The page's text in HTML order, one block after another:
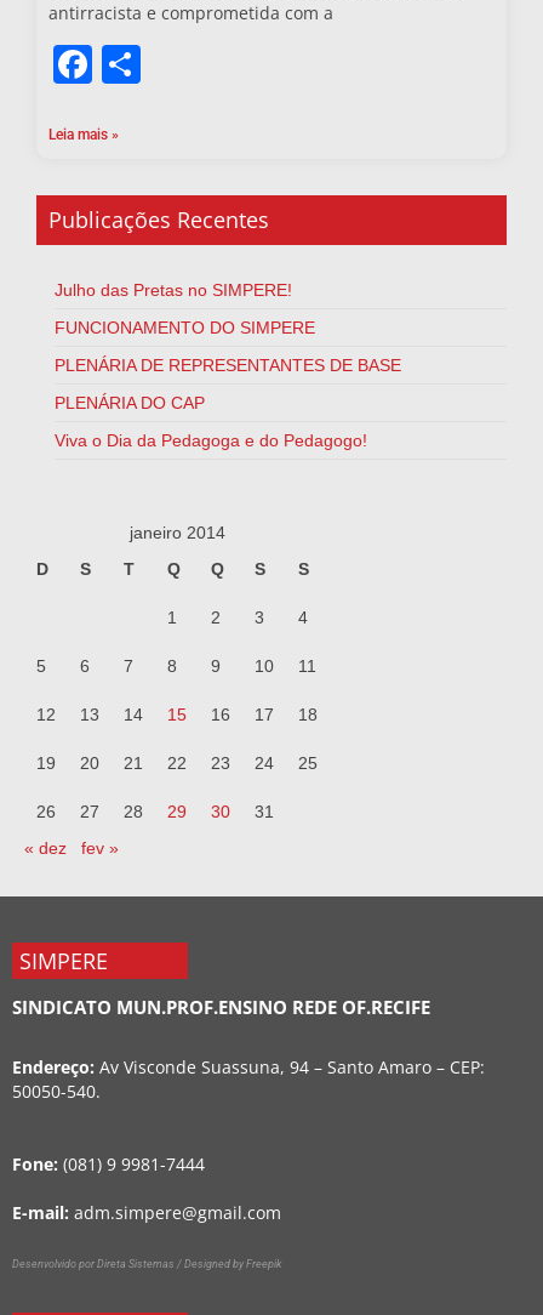
antirracista e comprometida com a
Facebook
Leia mais »
Publicações Recentes
Julho das Pretas no SIMPERE!
FUNCIONAMENTO DO SIMPERE
PLENÁRIA DE REPRESENTANTES DE BASE
PLENÁRIA DO CAP
Viva o Dia da Pedagoga e do Pedagogo!
janeiro 2014
D
S T Q Q S S
1 2 3 4
5 6 7 8 9 10 11
12 13 14 15 16 17 18
19 20 21 22 23 24 25
26 27 28 29 30
31
« dez
fev »
SIMPERE
SINDICATO MUN.PROF.ENSINO REDE OF.RECIFE
Endereço: Av Visconde Suassuna, 94 – Santo Amaro – CEP:
50050-540.
Fone: (081) 9 9981-7444
E-mail: adm.simpere@gmail.com
Desenvolvido por Direta Sistemas / Designed by Freepik